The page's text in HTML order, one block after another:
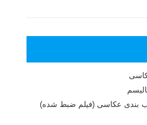
بندی عکاسی (فیلم ضبط شده)